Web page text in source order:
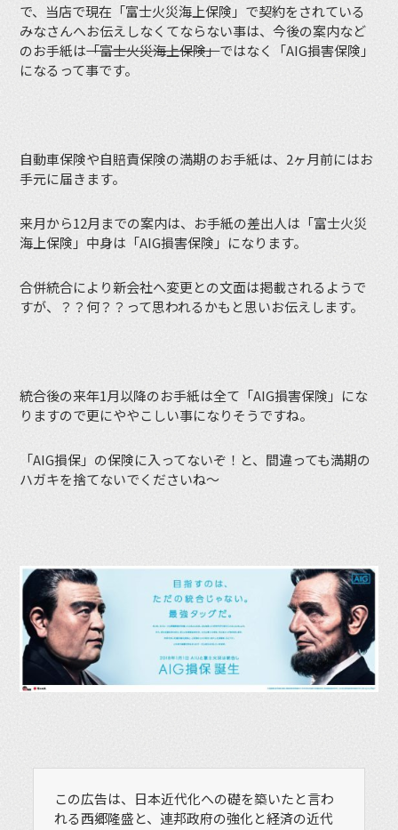
で、当店で現在「富士火災海上保険」で契約をされている
みなさんへお伝えしなくてならない事は、今後の案内など
のお手紙は「富士火災海上保険」ではなく「AIG損害保険」
になるって事です。
自動車保険や自賠責保険の満期のお手紙は、2ヶ月前にはお
手元に届きます。
来月から12月までの案内は、お手紙の差出人は「富士火災
海上保険」中身は「AIG損害保険」になります。
合併統合により新会社へ変更との文面は掲載されるようで
すが、？？何？？って思われるかもと思いお伝えします。
統合後の来年1月以降のお手紙は全て「AIG損害保険」にな
りますので更にややこしい事になりそうですね。
「AIG損保」の保険に入ってないぞ！と、間違っても満期の
ハガキを捨てないでくださいね〜
この広告は、日本近代化への礎を築いたと言わ
れる西郷隆盛と、連邦政府の強化と経済の近代